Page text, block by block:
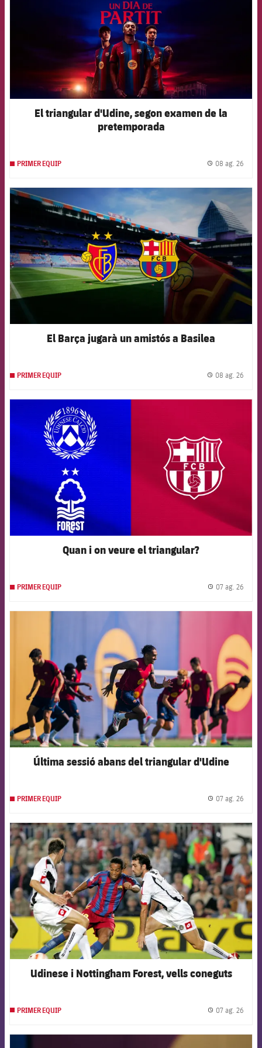
El triangular d'Udine, segon examen de la
pretemporada
PRIMER EQUIP 08 ag. 26
FCB Barcelona badge
El Barça jugarà un amistós a Basilea
PRIMER EQUIP 08 ag. 26
Quan i on veure el triangular?
PRIMER EQUIP 07 ag. 26
Última sessió abans del triangular d'Udine
PRIMER EQUIP 07 ag. 26
FCB Barcelona badge
Udinese i Nottingham Forest, vells coneguts
PRIMER EQUIP 07 ag. 26
FCB Barcelona badge